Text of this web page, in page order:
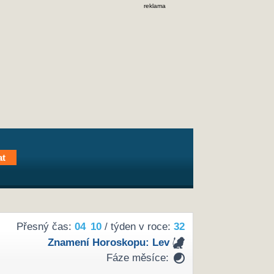
reklama
Přesný čas: 04 10/ týden v roce: 32
Znamení Horoskopu: Lev
Fáze měsíce: